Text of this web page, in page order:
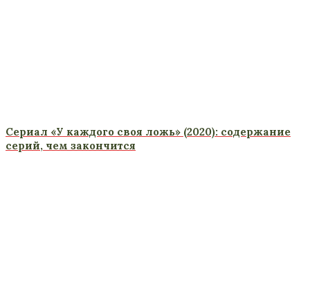
Сериал «У каждого своя ложь» (2020): содержание
серий, чем закончится